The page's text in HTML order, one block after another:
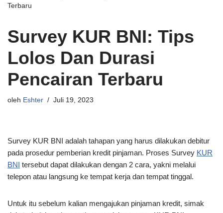
Terbaru
Survey KUR BNI: Tips
Lolos Dan Durasi
Pencairan Terbaru
oleh Eshter Juli 19, 2023
Survey KUR BNI adalah tahapan yang harus dilakukan debitur
pada prosedur pemberian kredit pinjaman. Proses Survey KUR
BNI tersebut dapat dilakukan dengan 2 cara, yakni melalui
telepon atau langsung ke tempat kerja dan tempat tinggal.
Untuk itu sebelum kalian mengajukan pinjaman kredit, simak